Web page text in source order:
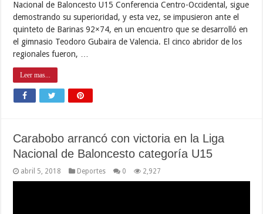
Nacional de Baloncesto U15 Conferencia Centro-Occidental, sigue
demostrando su superioridad, y esta vez, se impusieron ante el
quinteto de Barinas 92×74, en un encuentro que se desarrolló en
el gimnasio Teodoro Gubaira de Valencia. El cinco abridor de los
regionales fueron, …
Leer mas...
Carabobo arrancó con victoria en la Liga
Nacional de Baloncesto categoría U15
abril 5, 2018 Deportes 0 2,927